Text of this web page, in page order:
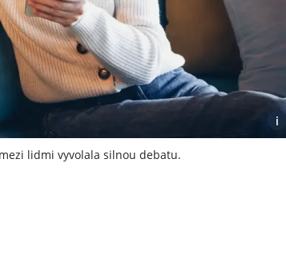
i
lidmi vyvolala silnou debatu.